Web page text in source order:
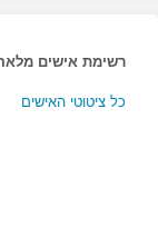
רשימת אישים
כל ציטוטי האישים